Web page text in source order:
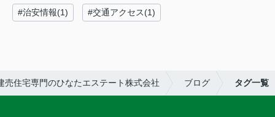
#治安情報(1) #交通アクセス(1)
売住宅専門のひなたエステート株式会社 ブログ タグ一覧